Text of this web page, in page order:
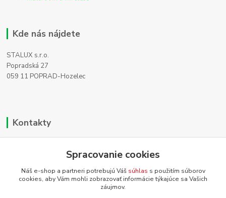
Kde nás nájdete
STALUX s.r.o.
Popradská 27
059 11 POPRAD-Hozelec
Kontakty
+421 911 990 200
info@homehifi.sk
Spracovanie cookies
Náš e-shop a partneri potrebujú Váš súhlas s použitím súborov
cookies, aby Vám mohli zobrazovať informácie týkajúce sa Vašich
záujmov.